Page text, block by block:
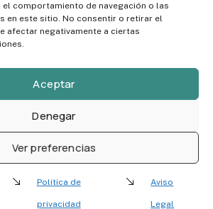
comportamiento de navegación o las
en este sitio. No consentir o retirar el
afectar negativamente a ciertas
Aceptar
Denegar
Ver preferencias
Política de
privacidad
Aviso
Legal
Todos los derechos reservados.
responsabilidad |
Términos de uso